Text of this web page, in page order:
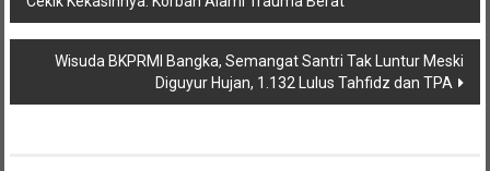
pos
Wisuda BKPRMI Bangka, Semangat Santri Tak Luntur Meski
Diguyur Hujan, 1.132 Lulus Tahfidz dan TPA